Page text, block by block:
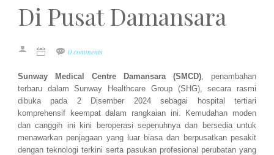
Di Pusat Damansara
0 comments
Sunway Medical Centre Damansara (SMCD), penambahan
terbaru dalam Sunway Healthcare Group (SHG), secara rasmi
dibuka pada 2 Disember 2024 sebagai hospital tertiari
komprehensif keempat dalam rangkaian ini. Kemudahan moden
dan canggih ini kini beroperasi sepenuhnya dan bersedia untuk
menawarkan penjagaan yang luar biasa dan berpusatkan pesakit
dengan teknologi terkini serta pasukan profesional perubatan yang